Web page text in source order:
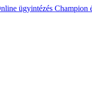
ügyintézés Champion